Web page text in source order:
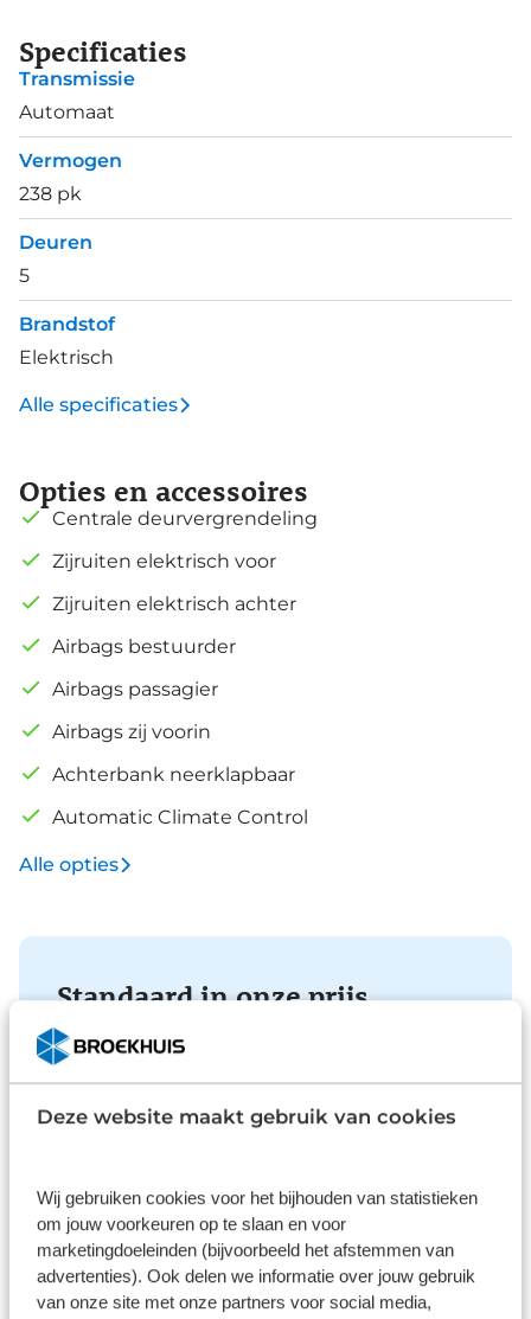
Deze website maakt gebruik van cookies
Wij gebruiken cookies voor het bijhouden van statistieken
om jouw voorkeuren op te slaan en voor
marketingdoeleinden (bijvoorbeeld het afstemmen van
advertenties). Ook delen we informatie over jouw gebruik
van onze site met onze partners voor social media,
Specificaties
Transmissie
Automaat
Vermogen
238 pk
Deuren
5
Brandstof
Elektrisch
Alle specificaties
Opties en accessoires
Centrale deurvergrendeling
Zijruiten elektrisch voor
Zijruiten elektrisch achter
Airbags bestuurder
Airbags passagier
Airbags zij voorin
Achterbank neerklapbaar
Automatic Climate Control
Alle opties
Standaard in onze prijs
Met private lease is uw auto all-risk verzekerd. De
verzekering is van toepassing in alle landen die op
de groene kaart worden vermeld. Bij niet
verhaalbare schade betaalt u alleen uw eigen
risico.